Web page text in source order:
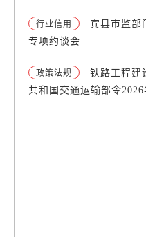
行业信用
宾县市监部
专项约谈会
政策法规
铁路工程建
共和国交通运输部令2026